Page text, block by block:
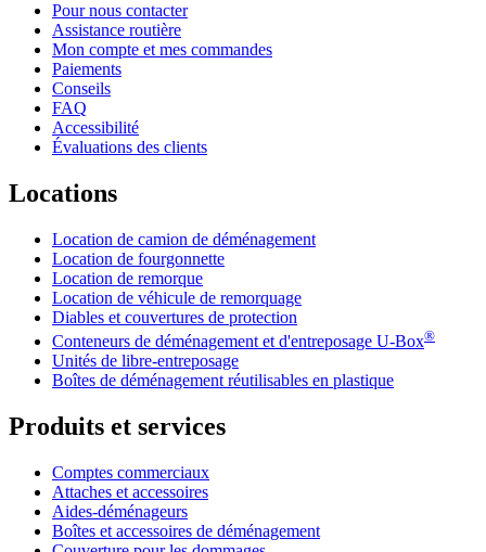
Pour nous contacter
Assistance routière
Mon compte et mes commandes
Paiements
Conseils
FAQ
Accessibilité
Évaluations des clients
Locations
Location de camion de déménagement
Location de fourgonnette
Location de remorque
Location de véhicule de remorquage
Diables et couvertures de protection
Conteneurs de déménagement et d'entreposage U-Box®
Unités de libre-entreposage
Boîtes de déménagement réutilisables en plastique
Produits et services
Comptes commerciaux
Attaches et accessoires
Aides-déménageurs
Boîtes et accessoires de déménagement